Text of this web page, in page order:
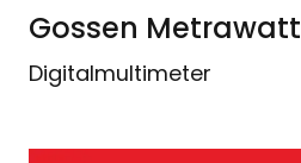
Gossen Metrawatt
Digitalmultimeter